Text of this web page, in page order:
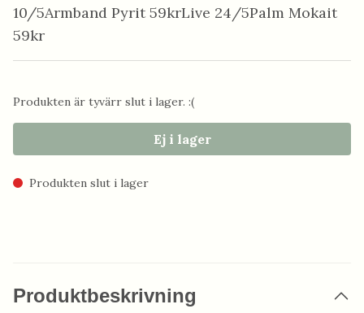
10/5Armband Pyrit 59krLive 24/5Palm Mokait
59kr
Produkten är tyvärr slut i lager. :(
Ej i lager
Produkten slut i lager
Produktbeskrivning